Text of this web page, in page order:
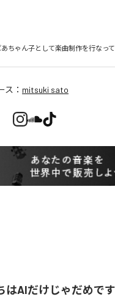
ちゃん子として楽曲制作を行なっ
ス： mitsuki sato
はAIだけじゃだめです